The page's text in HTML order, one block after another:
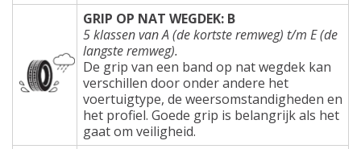
GRIP OP NAT WEGDEK: B
5 klassen van A (de kortste remweg) t/m E (de
langste remweg).
De grip van een band op nat wegdek kan
verschillen door onder andere het
voertuigtype, de weersomstandigheden en
het profiel. Goede grip is belangrijk als het
gaat om veiligheid.